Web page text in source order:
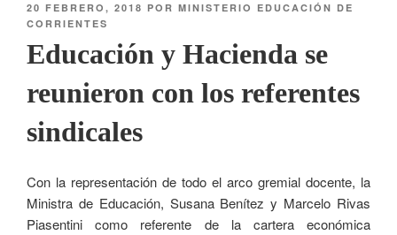
20 FEBRERO, 2018 POR MINISTERIO EDUCACIÓN DE
CORRIENTES
Educación y Hacienda se
reunieron con los referentes
sindicales
Con la representación de todo el arco gremial docente, la
Ministra de Educación, Susana Benítez y Marcelo Rivas
Piasentini como referente de la cartera económica